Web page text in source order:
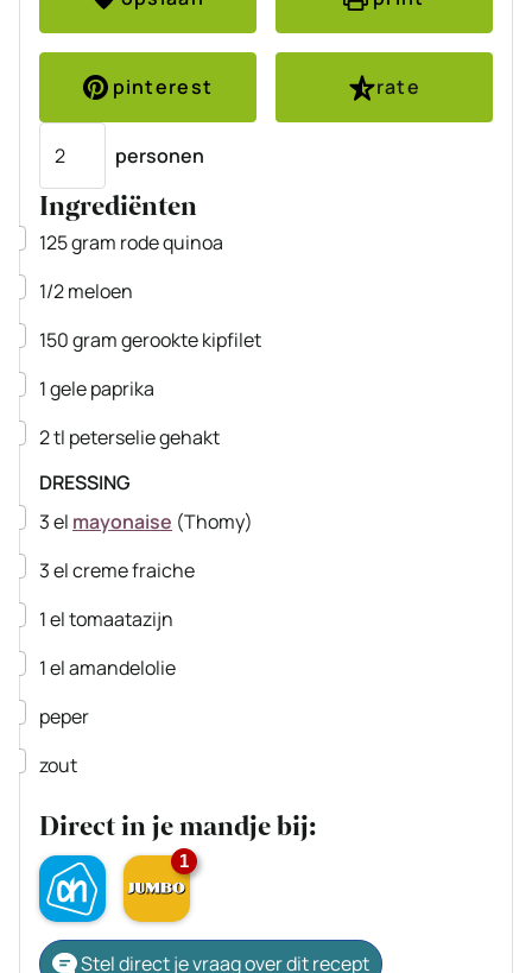
pinterest
rate
personen
Ingrediënten
▢
125gram rode quinoa
▢
1/2meloen
▢
150gramgerookte kipfilet
▢
1gele paprika
▢
2tl peterseliegehakt
DRESSING
▢
3el mayonaise (Thomy)
▢
3elcreme fraiche
▢
1eltomaatazijn
▢
1elamandelolie
▢
peper
▢
zout
Direct in je mandje bij:
1
Stel direct je vraag over dit recept